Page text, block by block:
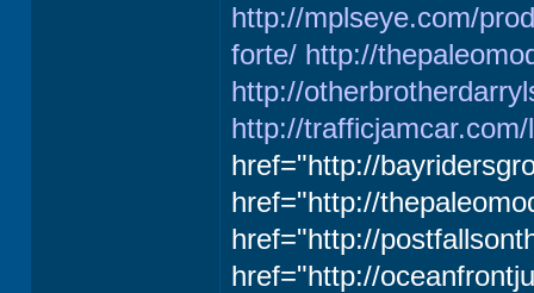
http://mplseye.com/
forte/ http://
http://
http://
href="http://
href="http://
href="http://
href="http://